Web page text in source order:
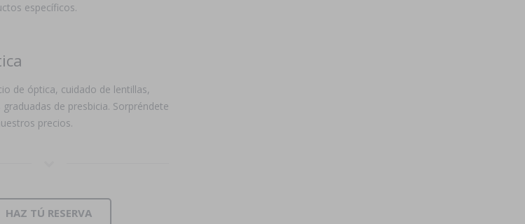
específicos.
de óptica, cuidado de lentillas,
graduadas de presbicia. Sorpréndete
precios.
HAZ TÚ RESERVA